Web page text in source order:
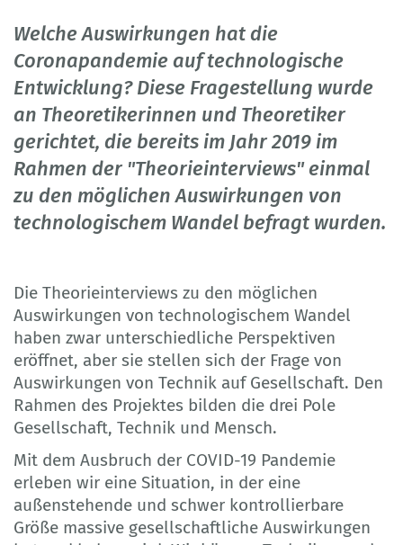
Welche Auswirkungen hat die
Coronapandemie auf technologische
Entwicklung? Diese Fragestellung wurde
an Theoretikerinnen und Theoretiker
gerichtet, die bereits im Jahr 2019 im
Rahmen der "Theorieinterviews" einmal
zu den möglichen Auswirkungen von
technologischem Wandel befragt wurden.
Die Theorieinterviews zu den möglichen
Auswirkungen von technologischem Wandel
haben zwar unterschiedliche Perspektiven
eröffnet, aber sie stellen sich der Frage von
Auswirkungen von Technik auf Gesellschaft. Den
Rahmen des Projektes bilden die drei Pole
Gesellschaft, Technik und Mensch.
Mit dem Ausbruch der COVID-19 Pandemie
erleben wir eine Situation, in der eine
außenstehende und schwer kontrollierbare
Größe massive gesellschaftliche Auswirkungen